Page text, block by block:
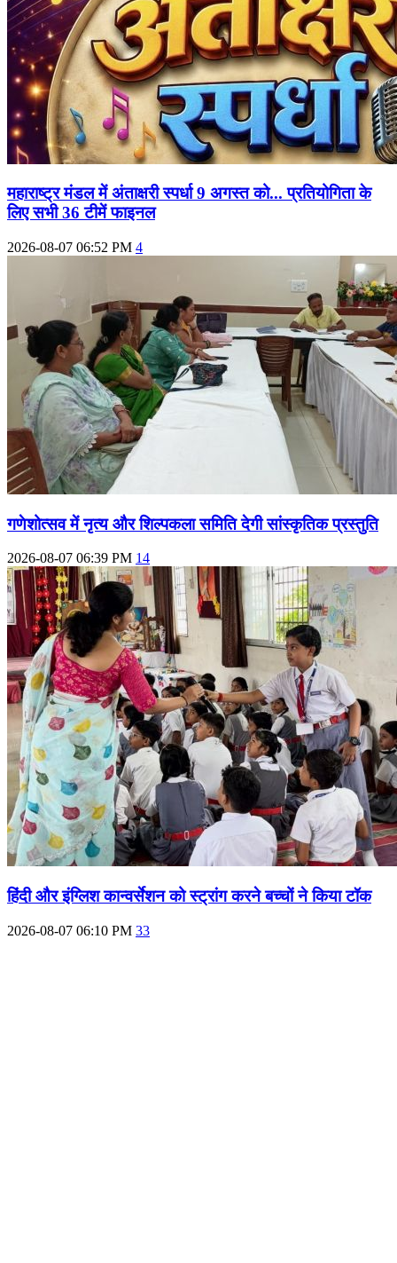
महाराष्‍ट्र मंडल में अंताक्षरी स्पर्धा 9 अगस्त को... प्रतियोगिता के
लिए सभी 36 टीमें फाइनल
2026-08-07 06:52 PM 4
गणेशोत्सव में नृत्य और शिल्पकला समिति देगी सांस्कृतिक प्रस्तुति
2026-08-07 06:39 PM 14
हिंदी और इंग्लिश कान्वर्सेशन को स्ट्रांग करने बच्चों ने किया टॉक
2026-08-07 06:10 PM 33